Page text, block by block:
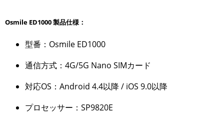
Osmile ED1000 製品仕様：
型番：Osmile ED1000
通信方式：4G/5G Nano SIMカード
対応OS：Android 4.4以降 / iOS 9.0以降
プロセッサー：SP9820E